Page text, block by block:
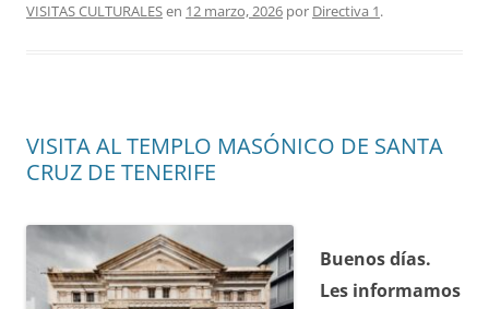
VISITAS CULTURALESen 12 marzo, 2026 por Directiva 1.
VISITA AL TEMPLO MASÓNICO DE SANTA
CRUZ DE TENERIFE
Buenos días.
Les informamos